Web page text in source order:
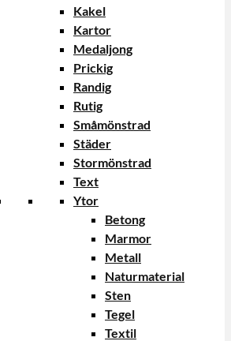
Kakel
Kartor
Medaljong
Prickig
Randig
Rutig
Småmönstrad
Städer
Stormönstrad
Text
Ytor
Betong
Marmor
Metall
Naturmaterial
Sten
Tegel
Textil